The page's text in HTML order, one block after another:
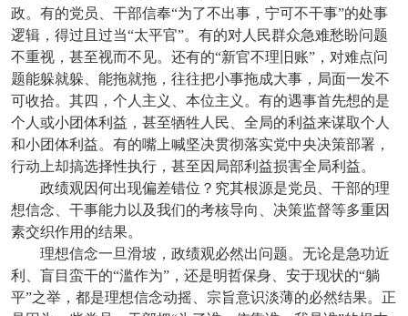
政。有的党员、干部信奉“为了不出事，宁可不干事”的处事
逻辑，得过且过当“太平官”。有的对人民群众急难愁盼问题
不重视，甚至视而不见。还有的“新官不理旧账”，对难点问
题能躲就躲、能拖就拖，往往把小事拖成大事，局面一发不
可收拾。其四，个人主义、本位主义。有的遇事首先想的是
个人或小团体利益，甚至牺牲人民、全局的利益来谋取个人
和小团体利益。有的嘴上喊坚决贯彻落实党中央决策部署，
行动上却搞选择性执行，甚至因局部利益损害全局利益。
政绩观因何出现偏差错位？究其根源是党员、干部的理
想信念、干事能力以及我们的考核导向、决策监督等多重因
素交织作用的结果。
理想信念一旦滑坡，政绩观必然出问题。无论是急功近
利、盲目蛮干的“滥作为”，还是明哲保身、安于现状的“躺
平”之举，都是理想信念动摇、宗旨意识淡薄的必然结果。正